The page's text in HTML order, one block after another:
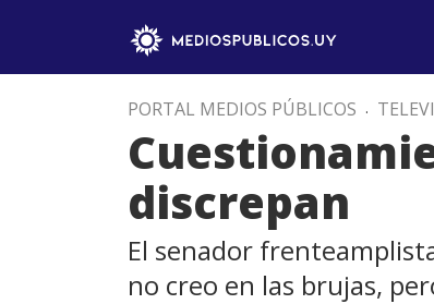
PORTAL MEDIOS PÚBLICOS .
discrepan
El senador
no creo en las brujas,